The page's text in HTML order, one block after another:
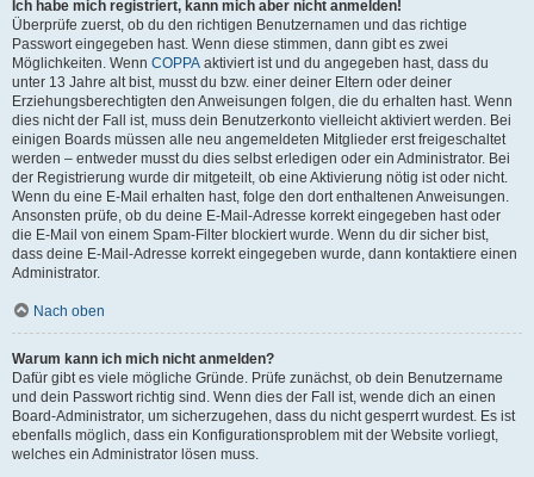
Ich habe mich registriert, kann mich aber nicht anmelden!
Überprüfe zuerst, ob du den richtigen Benutzernamen und das richtige
Passwort eingegeben hast. Wenn diese stimmen, dann gibt es zwei
Möglichkeiten. Wenn COPPA aktiviert ist und du angegeben hast, dass du
unter 13 Jahre alt bist, musst du bzw. einer deiner Eltern oder deiner
Erziehungsberechtigten den Anweisungen folgen, die du erhalten hast. Wenn
dies nicht der Fall ist, muss dein Benutzerkonto vielleicht aktiviert werden. Bei
einigen Boards müssen alle neu angemeldeten Mitglieder erst freigeschaltet
werden – entweder musst du dies selbst erledigen oder ein Administrator. Bei
der Registrierung wurde dir mitgeteilt, ob eine Aktivierung nötig ist oder nicht.
Wenn du eine E-Mail erhalten hast, folge den dort enthaltenen Anweisungen.
Ansonsten prüfe, ob du deine E-Mail-Adresse korrekt eingegeben hast oder
die E-Mail von einem Spam-Filter blockiert wurde. Wenn du dir sicher bist,
dass deine E-Mail-Adresse korrekt eingegeben wurde, dann kontaktiere einen
Administrator.
Nach oben
Warum kann ich mich nicht anmelden?
Dafür gibt es viele mögliche Gründe. Prüfe zunächst, ob dein Benutzername
und dein Passwort richtig sind. Wenn dies der Fall ist, wende dich an einen
Board-Administrator, um sicherzugehen, dass du nicht gesperrt wurdest. Es ist
ebenfalls möglich, dass ein Konfigurationsproblem mit der Website vorliegt,
welches ein Administrator lösen muss.